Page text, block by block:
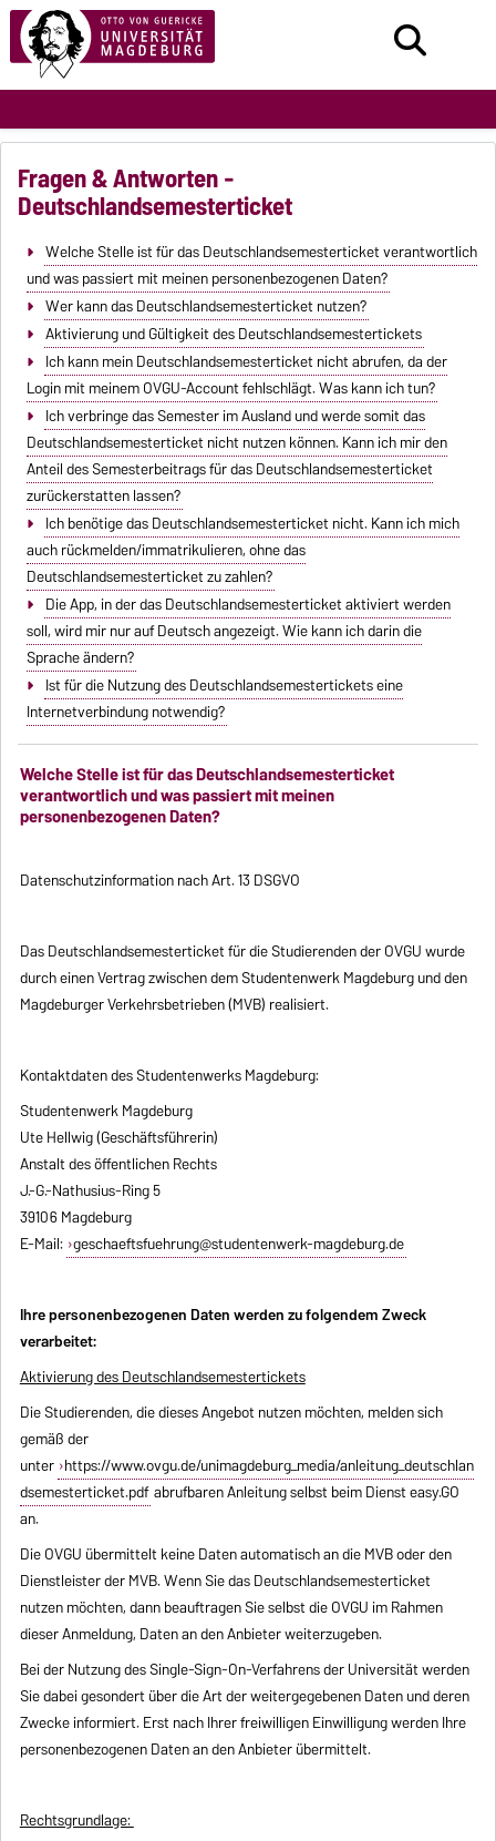
Fragen & Antworten -
Deutschlandsemesterticket
Welche Stelle ist für das Deutschlandsemesterticket verantwortlich
und was passiert mit meinen personenbezogenen Daten?
Wer kann das Deutschlandsemesterticket nutzen?
Aktivierung und Gültigkeit des Deutschlandsemestertickets
Ich kann mein Deutschlandsemesterticket nicht abrufen, da der
Login mit meinem OVGU-Account fehlschlägt. Was kann ich tun?
Ich verbringe das Semester im Ausland und werde somit das
Deutschlandsemesterticket nicht nutzen können. Kann ich mir den
Anteil des Semesterbeitrags für das Deutschlandsemesterticket
zurückerstatten lassen?
Ich benötige das Deutschlandsemesterticket nicht. Kann ich mich
auch rückmelden/immatrikulieren, ohne das
Deutschlandsemesterticket zu zahlen?
Die App, in der das Deutschlandsemesterticket aktiviert werden
soll, wird mir nur auf Deutsch angezeigt. Wie kann ich darin die
Sprache ändern?
Ist für die Nutzung des Deutschlandsemestertickets eine
Internetverbindung notwendig?
Welche Stelle ist für das Deutschlandsemesterticket
verantwortlich und was passiert mit meinen
personenbezogenen Daten?
Datenschutzinformation nach Art. 13 DSGVO
Das Deutschlandsemesterticket für die Studierenden der OVGU wurde
durch einen Vertrag zwischen dem Studentenwerk Magdeburg und den
Magdeburger Verkehrsbetrieben (MVB) realisiert.
Kontaktdaten des Studentenwerks Magdeburg:
Studentenwerk Magdeburg
Ute Hellwig (Geschäftsführerin)
Anstalt des öffentlichen Rechts
J.-G.-Nathusius-Ring 5
39106 Magdeburg
E-Mail: geschaeftsfuehrung@studentenwerk-magdeburg.de
Ihre personenbezogenen Daten werden zu folgendem Zweck
verarbeitet:
Aktivierung des Deutschlandsemestertickets
Die Studierenden, die dieses Angebot nutzen möchten, melden sich
gemäß der
unter https://www.ovgu.de/unimagdeburg_media/anleitung_deutschlan
dsemesterticket.pdf abrufbaren Anleitung selbst beim Dienst easy.GO
an.
Die OVGU übermittelt keine Daten automatisch an die MVB oder den
Dienstleister der MVB. Wenn Sie das Deutschlandsemesterticket
nutzen möchten, dann beauftragen Sie selbst die OVGU im Rahmen
dieser Anmeldung, Daten an den Anbieter weiterzugeben.
Bei der Nutzung des Single-Sign-On-Verfahrens der Universität werden
Sie dabei gesondert über die Art der weitergegebenen Daten und deren
Zwecke informiert. Erst nach Ihrer freiwilligen Einwilligung werden Ihre
personenbezogenen Daten an den Anbieter übermittelt.
Rechtsgrundlage: